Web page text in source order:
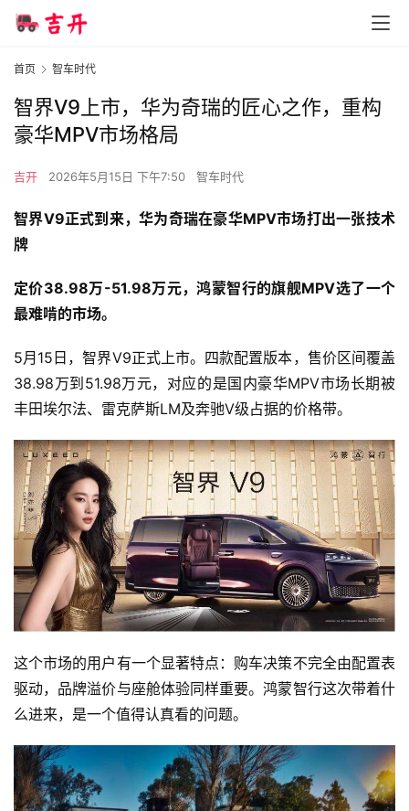
首页 智车时代
智界V9上市，华为奇瑞的匠心之作，重构
豪华MPV市场格局
吉开 2026年5月15日 下午7:50 智车时代
智界V9正式到来，华为奇瑞在豪华MPV市场打出一张技术
牌
定价38.98万-51.98万元，鸿蒙智行的旗舰MPV选了一个
最难啃的市场。
5月15日，智界V9正式上市。四款配置版本，售价区间覆盖
38.98万到51.98万元，对应的是国内豪华MPV市场长期被
丰田埃尔法、雷克萨斯LM及奔驰V级占据的价格带。
这个市场的用户有一个显著特点：购车决策不完全由配置表
驱动，品牌溢价与座舱体验同样重要。鸿蒙智行这次带着什
么进来，是一个值得认真看的问题。